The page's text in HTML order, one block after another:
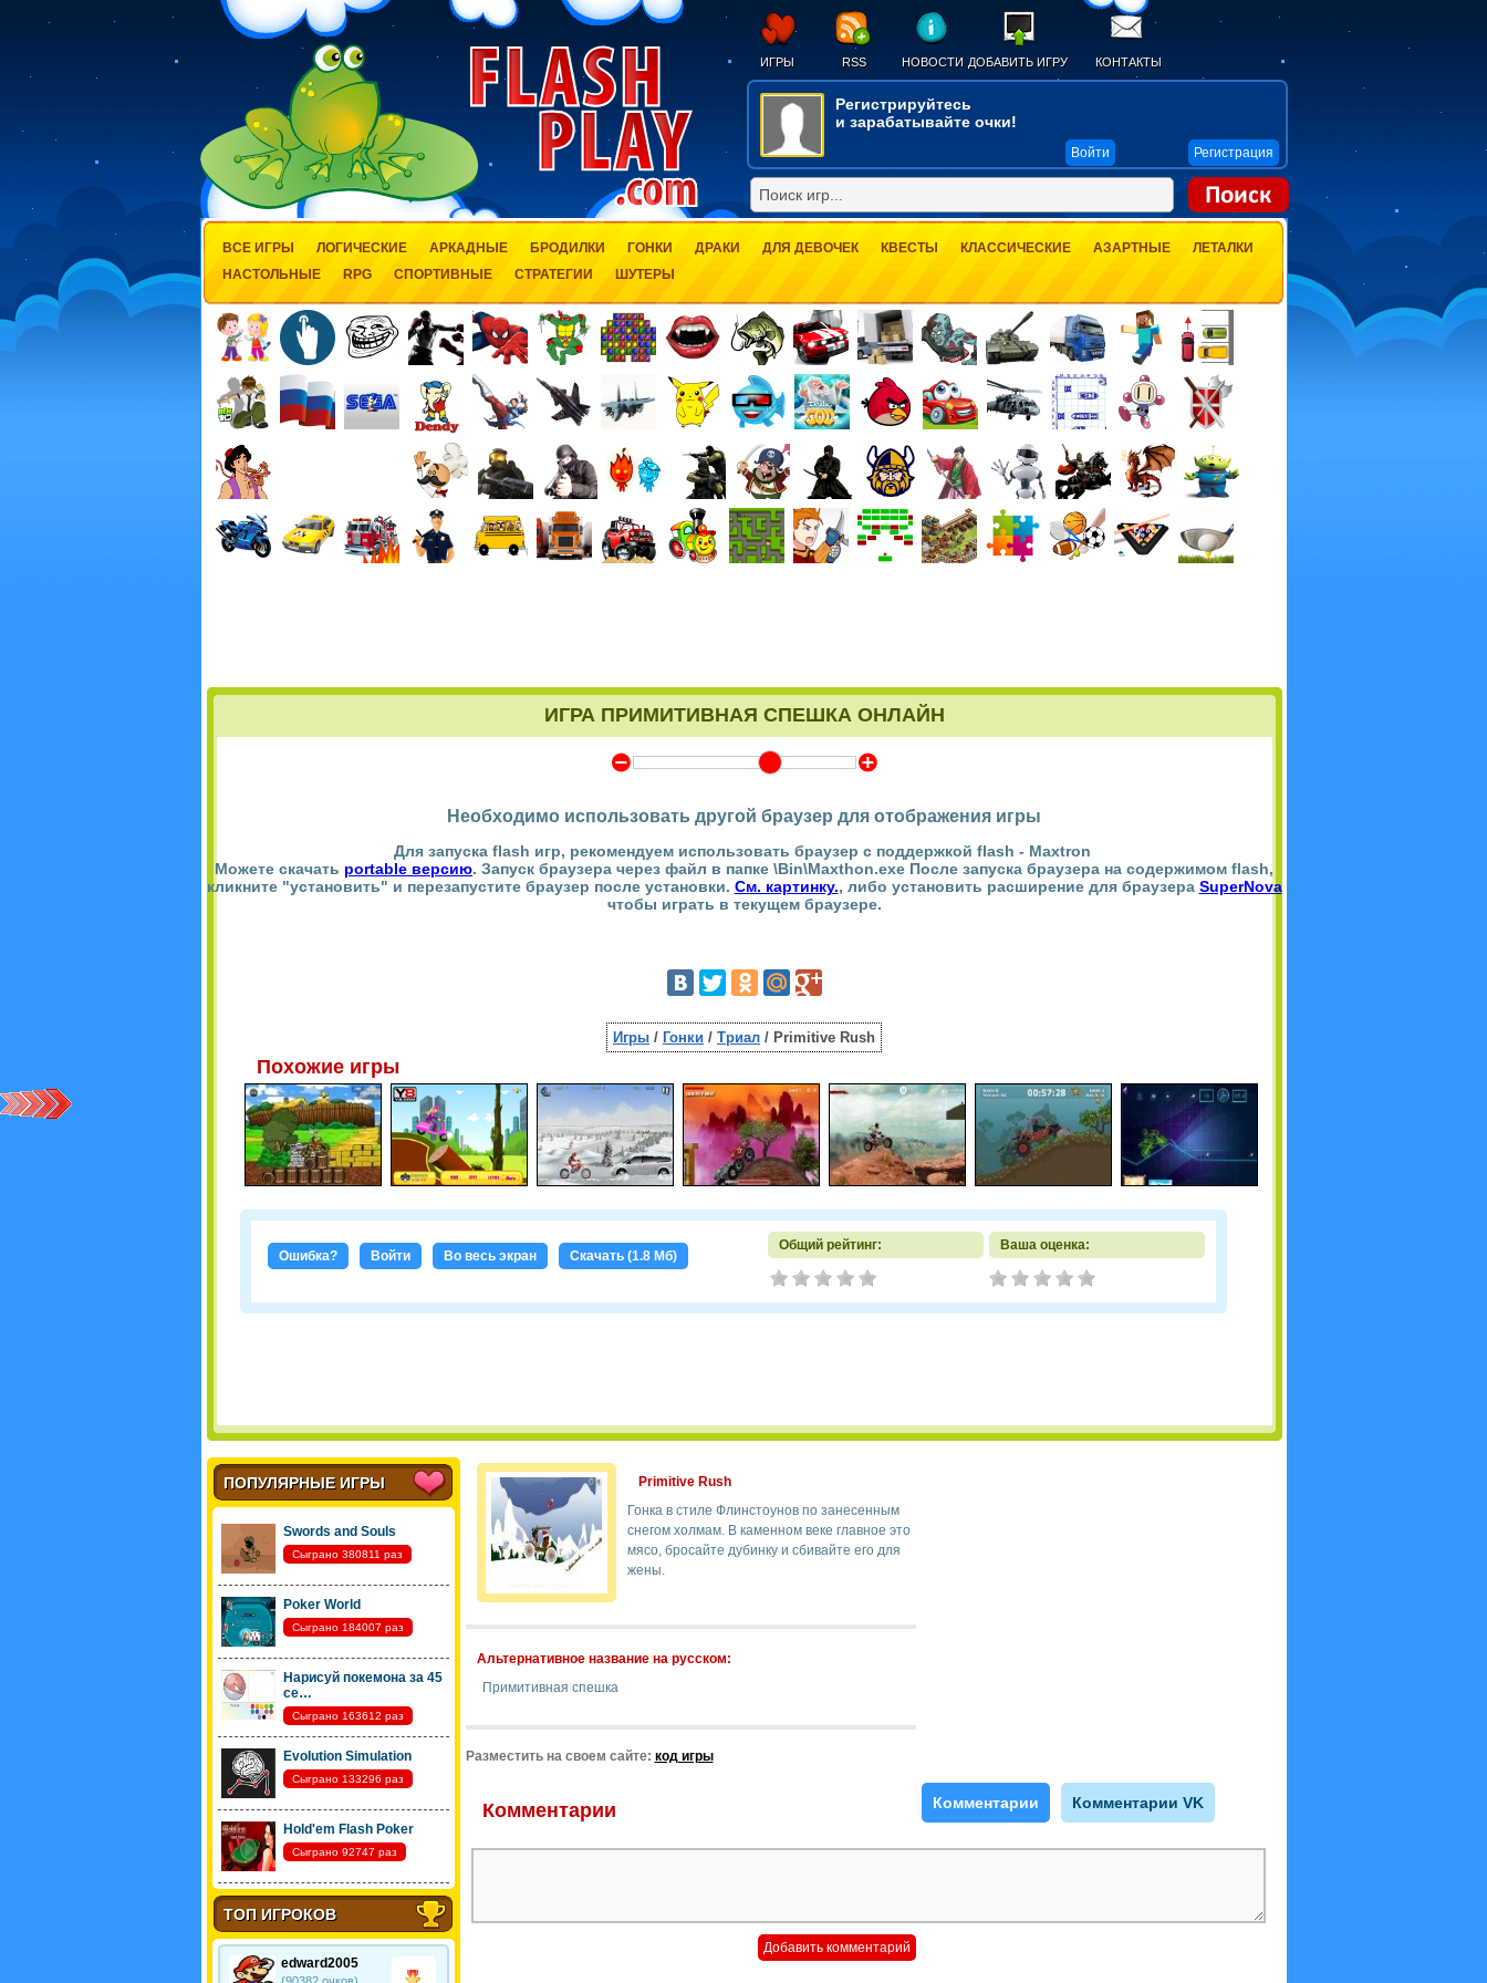
ИГРЫ RSS НОВОСТИ ДОБАВИТЬ ИГРУ КОНТАКТЫ
Регистрируйтесь
и зарабатывайте очки!
Войти Регистрация
ВСЕ ИГРЫ ЛОГИЧЕСКИЕ АРКАДНЫЕ БРОДИЛКИ ГОНКИ ДРАКИ ДЛЯ ДЕВОЧЕК КВЕСТЫ КЛАССИЧЕСКИЕ АЗАРТНЫЕ
ЛЕТАЛКИ
НАСТОЛЬНЫЕ
RPG СПОРТИВНЫЕ СТРАТЕГИИ ШУТЕРЫ
ИГРА ПРИМИТИВНАЯ СПЕШКА ОНЛАЙН
Y Z
Необходимо использовать другой браузер для отображения игры
Для запуска flash игр, рекомендуем использовать браузер с поддержкой flash - Maxtron
Можете скачать portable версию. Запуск браузера через файл в папке \Bin\Maxthon.exe После запуска браузера на содержимом flash,
кликните "установить" и перезапустите браузер после установки. См. картинку., либо установить расширение для браузера SuperNova
чтобы играть в текущем браузере.
Игры / Гонки / Триал / Primitive Rush
Похожие игры
Ошибка? Войти Во весь экран Скачать (1.8 Мб)
Общий рейтинг: Ваша оценка:
ПОПУЛЯРНЫЕ ИГРЫ
Swords and Souls
Сыграно 380811 раз
Poker World
Сыграно 184007 раз
Нарисуй покемона за 45
се…
Сыграно 163612 раз
Evolution Simulation
Сыграно 133296 раз
Hold'em Flash Poker
Сыграно 92747 раз
ТОП ИГРОКОВ
edward2005
Primitive Rush
Гонка в стиле Флинстоунов по занесенным
снегом холмам. В каменном веке главное это
мясо, бросайте дубинку и сбивайте его для
жены.
Альтернативное название на русском:
Примитивная спешка
Разместить на своем сайте: код игры
Комментарии Комментарии Комментарии VK